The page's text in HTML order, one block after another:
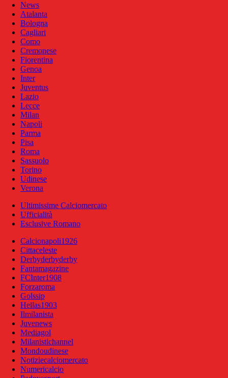
News
Atalanta
Bologna
Cagliari
Como
Cremonese
Fiorentina
Genoa
Inter
Juventus
Lazio
Lecce
Milan
Napoli
Parma
Pisa
Roma
Sassuolo
Torino
Udinese
Verona
Ultimissime Calciomercato
Ufficialità
Esclusive Romano
Calcionapoli1926
Cittaceleste
Derbyderbyderby
Fantamagazine
FCInter1908
Forzaroma
Golssip
Hellas1903
Ilmilanista
Juvenews
Mediagol
Milanistichannel
Mondoudinese
Notiziecalciomercato
Numericalcio